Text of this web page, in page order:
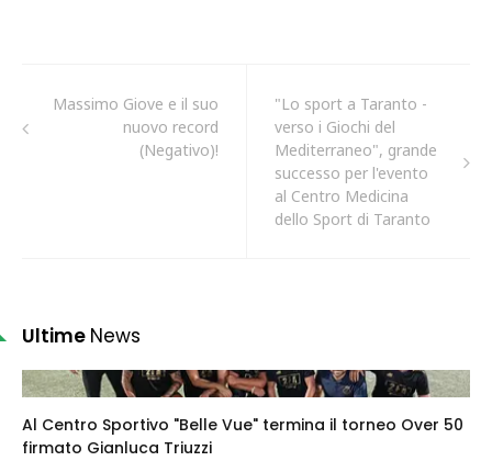
Massimo Giove e il suo
nuovo record
(Negativo)!
"Lo sport a Taranto -
verso i Giochi del
Mediterraneo", grande
successo per l'evento
al Centro Medicina
dello Sport di Taranto
Ultime News
Al Centro Sportivo "Belle Vue" termina il torneo Over 50
firmato Gianluca Triuzzi